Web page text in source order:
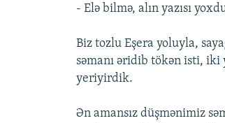
- Elə bilmə, alın yazısı
Biz tozlu Eşera yoluyla,
səmanı əridib tökən isti, iki
yeriyirdik.
Ən amansız düşmənimiz